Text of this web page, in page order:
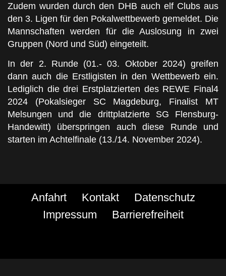
Zudem wurden durch den DHB auch elf Clubs aus
den 3. Ligen für den Pokalwettbewerb gemeldet. Die
Mannschaften werden für die Auslosung in zwei
Gruppen (Nord und Süd) eingeteilt.
In der 2. Runde (01.- 03. Oktober 2024) greifen
dann auch die Erstligisten in den Wettbewerb ein.
Lediglich die drei Erstplatzierten des REWE Final4
2024 (Pokalsieger SC Magdeburg, Finalist MT
Melsungen und die drittplatzierte SG Flensburg-
Handewitt) überspringen auch diese Runde und
starten im Achtelfinale (13./14. November 2024).
Anfahrt Kontakt
Datenschutz
Impressum
Barrierefreiheit